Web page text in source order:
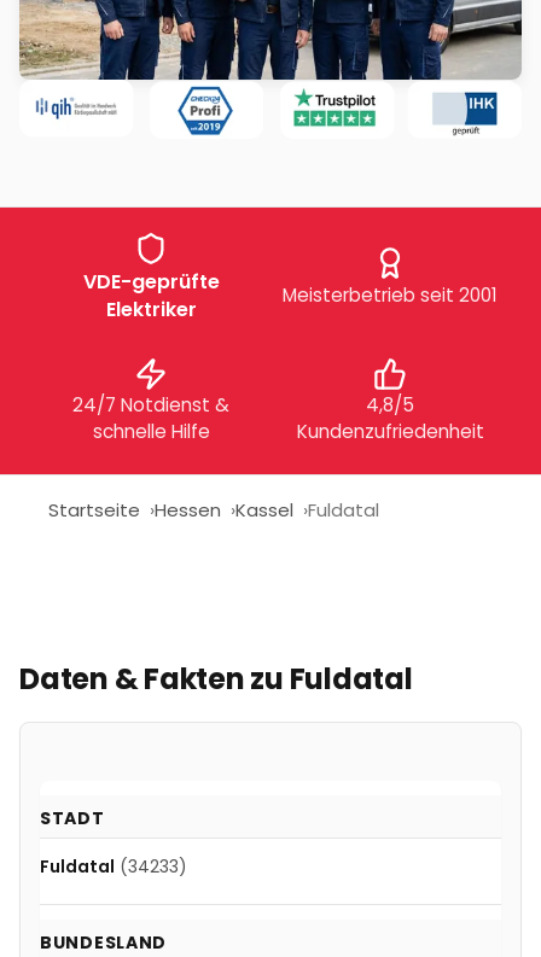
VDE-geprüfte
Elektriker
Meisterbetrieb seit 2001
24/7 Notdienst &
schnelle Hilfe
4,8/5
Kundenzufriedenheit
Startseite Hessen Kassel Fuldatal
Daten & Fakten zu Fuldatal
STADT
Fuldatal (34233)
BUNDESLAND